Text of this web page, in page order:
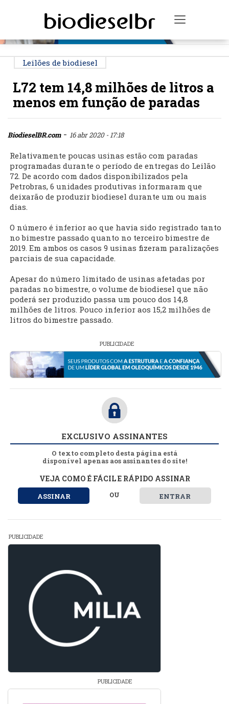
Toggle
Leilões de biodiesel
L72 tem 14,8 milhões de litros a
menos em função de paradas
BiodieselBR.com- 16 abr 2020 - 17:18
Relativamente poucas usinas estão com paradas
programadas durante o período de entregas do Leilão
72. De acordo com dados disponibilizados pela
Petrobras, 6 unidades produtivas informaram que
deixarão de produzir biodiesel durante um ou mais
dias.
O número é inferior ao que havia sido registrado tanto
no bimestre passado quanto no terceiro bimestre de
2019. Em ambos os casos 9 usinas fizeram paralizações
parciais de sua capacidade.
Apesar do número limitado de usinas afetadas por
paradas no bimestre, o volume de biodiesel que não
poderá ser produzido passa um pouco dos 14,8
milhões de litros. Pouco inferior aos 15,2 milhões de
litros do bimestre passado.
PUBLICIDADE
EXCLUSIVO ASSINANTES
O texto completo desta página está
disponível apenas aos assinantes do site!
VEJA COMO É FÁCIL E RÁPIDO ASSINAR
ASSINAR OU ENTRAR
PUBLICIDADE
PUBLICIDADE